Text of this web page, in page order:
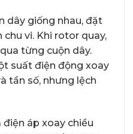
dây giống nhau, đặt
chu vi. Khi rotor quay,
từng cuộn dây.
suất điện động xoay
tần số, nhưng lệch
áp xoay chiều